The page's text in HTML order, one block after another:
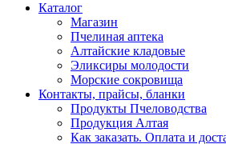
Каталог
Магазин
Пчелиная аптека
Алтайские кладовые
Эликсиры молодости
Морские сокровища
Контакты, прайсы, бланки
Продукты Пчеловодства
Продукция Алтая
Как заказать. Оплата и